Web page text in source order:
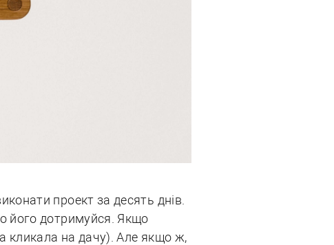
проект за десять днів.
його дотримуйся. Якщо
кликала на дачу). Але якщо ж,